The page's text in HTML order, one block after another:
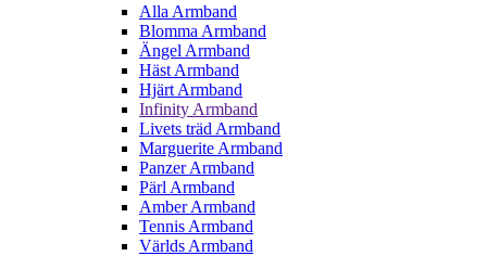
Alla Armband
Blomma Armband
Ängel Armband
Häst Armband
Hjärt Armband
Infinity Armband
Livets träd Armband
Marguerite Armband
Panzer Armband
Pärl Armband
Amber Armband
Tennis Armband
Världs Armband